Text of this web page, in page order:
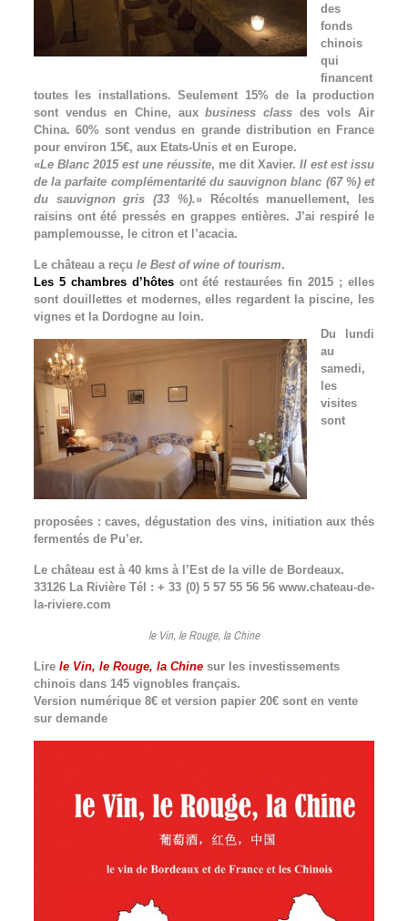
des
fonds
chinois
qui
financent
toutes les installations. Seulement 15% de la production
sont vendus en Chine, auxbusiness class des vols Air
China. 60% sont vendus en grande distribution en France
pour environ 15€, aux Etats-Unis et en Europe.
«Le Blanc 2015 est une réussite, me dit Xavier.Il est est issu
de la parfaite complémentarité du sauvignon blanc (67 %) et
du sauvignon gris (33 %).» Récoltés manuellement, les
raisins ont été pressés en grappes entières. J’ai respiré le
pamplemousse, le citron et l’acacia.
Le château a reçu le Best of wine of tourism.
Les 5 chambres d’hôtesont été restaurées fin 2015 ; elles
sont douillettes et modernes, elles regardent la piscine, les
vignes et la Dordogne au loin.
Du lundi
au
samedi,
les
visites
sont
proposées : caves, dégustation des vins, initiation aux thés
fermentés de Pu’er.
Le château est à 40 kms à l’Est de la ville de Bordeaux.
33126 La Rivière Tél : + 33 (0) 5 57 55 56 56 www.chateau-de-
la-riviere.com
le Vin, le Rouge, la Chine
Lire le Vin, le Rouge, la Chinesur les investissements
chinois dans 145 vignobles français.
Version numérique 8€ et version papier 20€ sont en vente
sur demande